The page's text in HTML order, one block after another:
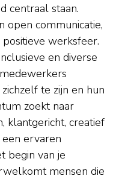
centraal staan.
open communicatie,
werksfeer.
en diverse
te zijn en hun
zoekt naar
klantgericht, creatief
een ervaren
begin van je
mensen die